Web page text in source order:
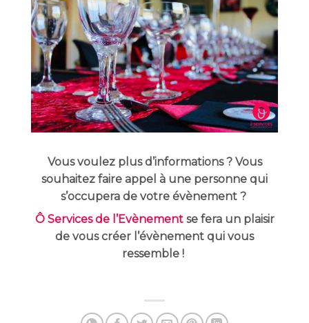
Vous voulez plus d’informations ? Vous
souhaitez faire appel à une personne qui
s’occupera de votre évènement ?
Ô Services de l’Evènementse fera un plaisir
de vous créer l’évènement qui vous
ressemble !